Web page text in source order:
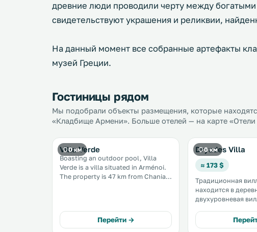
древние люди проводили черту между
свидетельствуют украшения и реликвии,
На данный момент все собранные артефакты
музей Греции.
Гостиницы рядом
Мы подобрали объекты размещения, которые
«Кладбище Армени». Больше отелей — на карте «Отели
0 км
Villa Verde
Boasting an outdoor pool, Villa
Verde is a villa situated in Arménoi.
The property is 47 km from Chania
oven can be found in the kitchen. .
Перейти →
0 км
Dryades Villa
≈ 173 $
Традиционная
находится в
двухуровневая
внутренним
бассейном. На всей территории